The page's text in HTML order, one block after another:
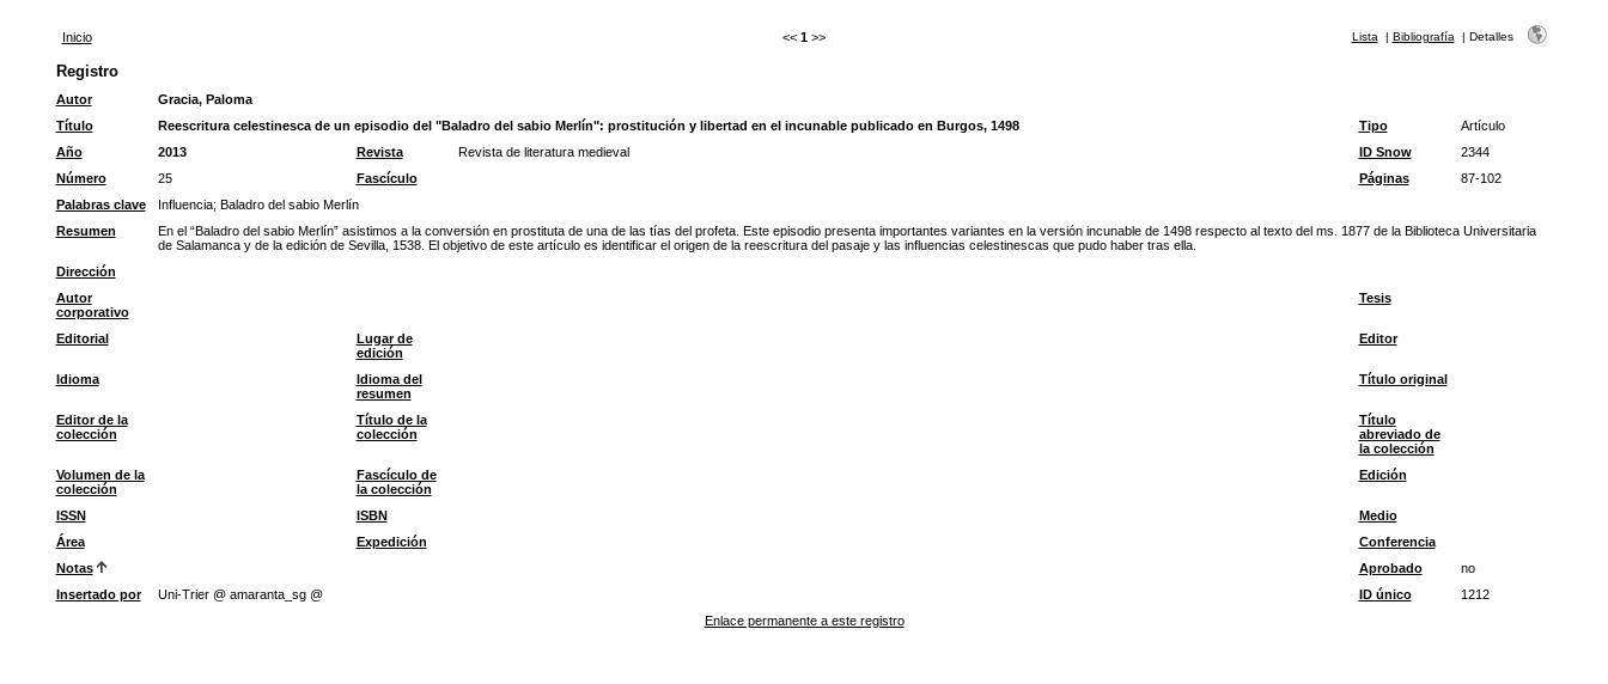
Inicio << 1 >> Lista | Bibliografía | Detalles
Registro
Autor
Gracia, Paloma
Título
Reescritura celestinesca de un episodio del "Baladro del sabio Merlín": prostitución y libertad en el incunable publicado en Burgos, 1498 Tipo
Artículo
Año
2013 Revista Revista de literatura medieval ID Snow
2344
Número
25 Fascículo Páginas
87-102
Palabras clave
Influencia; Baladro del sabio Merlín
Resumen
En el “Baladro del sabio Merlín” asistimos a la conversión en prostituta de una de las tías del profeta. Este episodio presenta importantes variantes en la versión incunable de 1498 respecto al texto del ms. 1877 de la Biblioteca Universitaria
de Salamanca y de la edición de Sevilla, 1538. El objetivo de este artículo es identificar el origen de la reescritura del pasaje y las influencias celestinescas que pudo haber tras ella.
Dirección
Autor
corporativo
Tesis
Editorial
Lugar de
edición
Editor
Idioma
Idioma del
resumen
Título original
Editor de la
colección
Título de la
colección
Título
abreviado de
la colección
Volumen de la
colección
Fascículo de
la colección
Edición
ISSN ISBN
Medio
Área
Expedición
Conferencia
Notas
Aprobado
no
Insertado por
Uni-Trier @ amaranta_sg @ ID único
1212
Enlace permanente a este registro